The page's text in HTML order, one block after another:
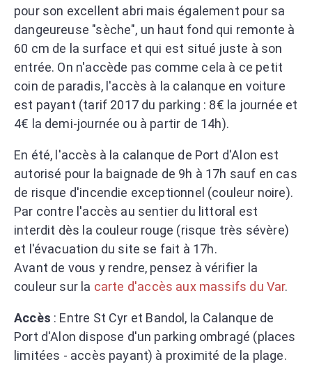
pour son excellent abri mais également pour sa
dangeureuse "sèche", un haut fond qui remonte à
60 cm de la surface et qui est situé juste à son
entrée. On n'accède pas comme cela à ce petit
coin de paradis, l'accès à la calanque en voiture
est payant (tarif 2017 du parking : 8€ la journée et
4€ la demi-journée ou à partir de 14h).
En été, l'accès à la calanque de Port d'Alon est
autorisé pour la baignade de 9h à 17h sauf en cas
de risque d'incendie exceptionnel (couleur noire).
Par contre l'accès au sentier du littoral est
interdit dès la couleur rouge (risque très sévère)
et l'évacuation du site se fait à 17h.
Avant de vous y rendre, pensez à vérifier la
couleur sur la carte d'accès aux massifs du Var.
Accès : Entre St Cyr et Bandol, la Calanque de
Port d'Alon dispose d'un parking ombragé (places
limitées - accès payant) à proximité de la plage.